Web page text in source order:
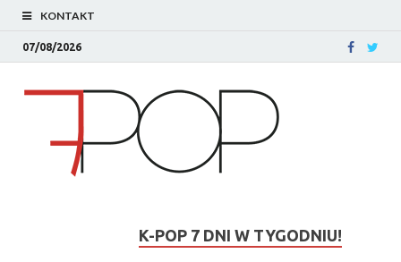
KONTAKT
07/08/2026
K-POP 7 DNI W TYGODNIU!